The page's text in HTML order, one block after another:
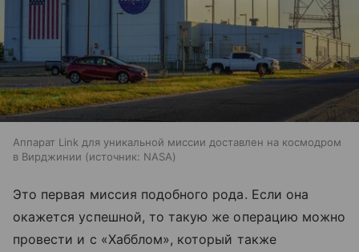
Аппарат Link для уникальной миссии доставлен на космодром
в Вирджинии
источник: NASA
Это первая миссия подобного рода. Если она
окажется успешной, то такую же операцию можно
провести и с «Хабблом», который также